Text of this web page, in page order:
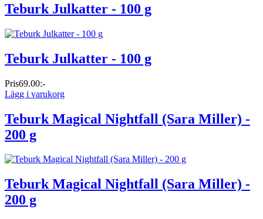
Teburk Julkatter - 100 g
Teburk Julkatter - 100 g
Pris69.00:-
Lägg i varukorg
Teburk Magical Nightfall (Sara Miller) -
200 g
Teburk Magical Nightfall (Sara Miller) -
200 g